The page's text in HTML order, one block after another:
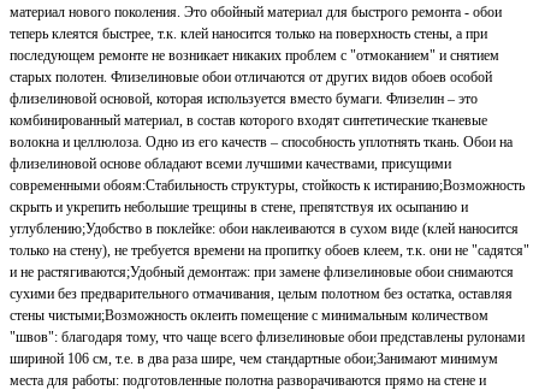
материал нового поколения. Это обойный материал для быстрого ремонта - обои
теперь клеятся быстрее, т.к. клей наносится только на поверхность стены, а при
последующем ремонте не возникает никаких проблем с "отмоканием" и снятием
старых полотен. Флизелиновые обои отличаются от других видов обоев особой
флизелиновой основой, которая используется вместо бумаги. Флизелин – это
комбинированный материал, в состав которого входят синтетические тканевые
волокна и целлюлоза. Одно из его качеств – способность уплотнять ткань. Обои на
флизелиновой основе обладают всеми лучшими качествами, присущими
современными обоям:Стабильность структуры, стойкость к истиранию;Возможность
скрыть и укрепить небольшие трещины в стене, препятствуя их осыпанию и
углублению;Удобство в поклейке: обои наклеиваются в сухом виде (клей наносится
только на стену), не требуется времени на пропитку обоев клеем, т.к. они не "садятся"
и не растягиваются;Удобный демонтаж: при замене флизелиновые обои снимаются
сухими без предварительного отмачивания, целым полотном без остатка, оставляя
стены чистыми;Возможность оклеить помещение с минимальным количеством
"швов": благодаря тому, что чаще всего флизелиновые обои представлены рулонами
шириной 106 см, т.е. в два раза шире, чем стандартные обои;Занимают минимум
места для работы: подготовленные полотна разворачиваются прямо на стене и